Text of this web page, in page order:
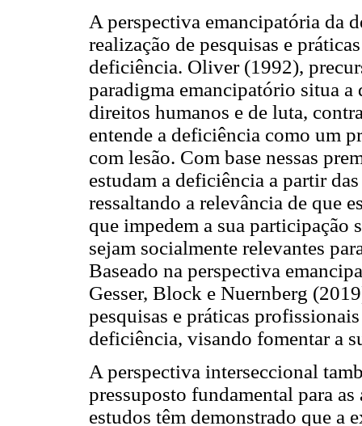
A perspectiva emancipatória da
realização de pesquisas e
deficiência. Oliver (1992),
paradigma emancipatório situa
direitos humanos e de luta,
entende a deficiência como um
com lesão. Com base nessas
estudam a deficiência a partir
ressaltando a relevância de que
que impedem a sua participação
sejam socialmente relevantes
Baseado na perspectiva
Gesser, Block e Nuernberg
pesquisas e práticas
deficiência, visando fomentar a
A perspectiva interseccional
pressuposto fundamental para
estudos têm demonstrado que a